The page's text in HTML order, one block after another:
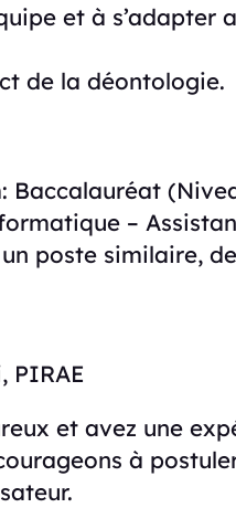
et à s’adapter
de la déontologie.
Baccalauréat
–
poste similaire,
PIRAE
et avez une
à